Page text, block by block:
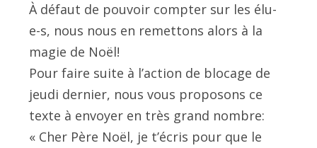
À défaut de pouvoir compter sur les élu-
e-s, nous nous en remettons alors à la
magie de Noël!
Pour faire suite à l’action de blocage de
jeudi dernier, nous vous proposons ce
texte à envoyer en très grand nombre:
« Cher Père Noël, je t’écris pour que le